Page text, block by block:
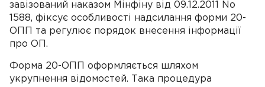
завізований наказом Мінфіну від 09.12.2011 No
1588, фіксує особливості надсилання форми 20-
ОПП та регулює порядок внесення інформації
про ОП.
Форма 20-ОПП оформляється шляхом
укрупнення відомостей. Така процедура